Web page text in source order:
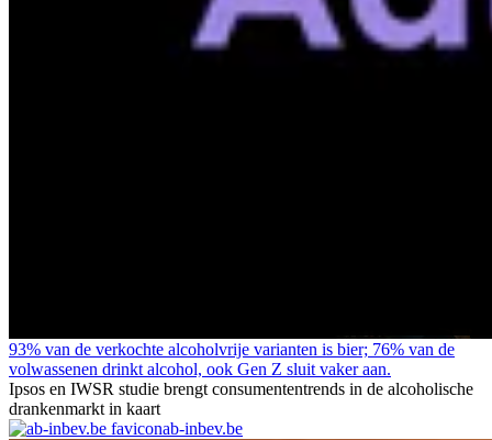
93% van de verkochte alcoholvrije varianten is bier; 76% van de
volwassenen drinkt alcohol, ook Gen Z sluit vaker aan.
Ipsos en IWSR studie brengt consumententrends in de alcoholische
drankenmarkt in kaart
ab-inbev.be